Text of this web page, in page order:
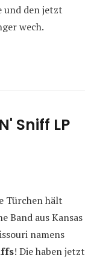
und den jetzt
wech.
Sniff LP
Türchen hält
Band aus Kansas
namens
! Die haben jetzt